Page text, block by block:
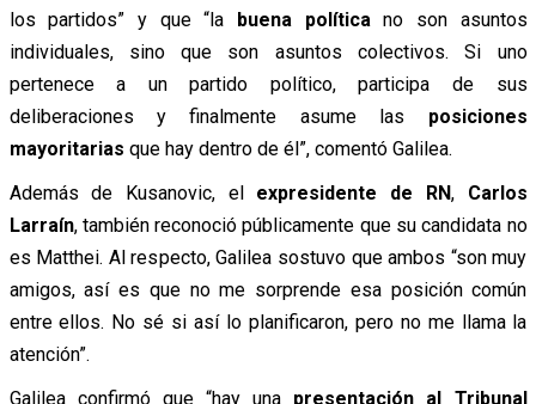
los partidos” y que “la buena política no son asuntos
individuales, sino que son asuntos colectivos. Si uno
pertenece a un partido político, participa de sus
deliberaciones y finalmente asume las posiciones
mayoritarias que hay dentro de él”, comentó Galilea.
Además de Kusanovic, el expresidente de RN, Carlos
Larraín, también reconoció públicamente que su candidata no
es Matthei. Al respecto, Galilea sostuvo que ambos “son muy
amigos, así es que no me sorprende esa posición común
entre ellos. No sé si así lo planificaron, pero no me llama la
atención”.
Galilea confirmó que “hay una presentación al Tribunal